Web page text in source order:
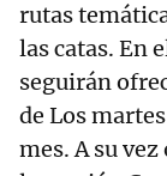
rutas
las catas. En
seguirán
de Los
mes. A su